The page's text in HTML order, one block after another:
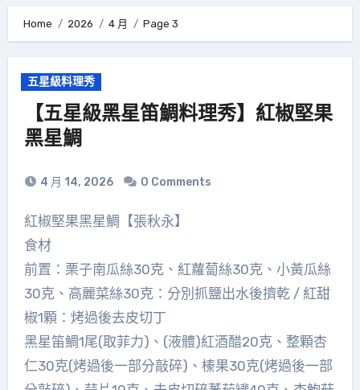
Home 2026 4 月 Page 3
五星級料理秀
【五星級黑星笛鯛料理秀】紅椒堅果
黑星鯛
4 月 14, 2026 0 Comments
紅椒堅果黑星鯛【張秋永】
食材
前置：栗子南瓜絲30克、紅蘿蔔絲30克、小黃瓜絲
30克、高麗菜絲30克：分別抓鹽出水後擠乾 / 紅甜
椒1顆：烤過後去皮切丁
黑星笛鯛1尾(取菲力)、(液體)紅酒醋20克、整顆杏
仁30克(烤過後一部分敲碎)、榛果30克(烤過後一部